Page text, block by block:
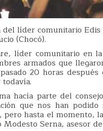
del líder comunitario
(Chocó).
líder comunitario en
armados que
20 horas
hacía parte del
que nos han
pero hasta el momento,
Modesto Serna, asesor